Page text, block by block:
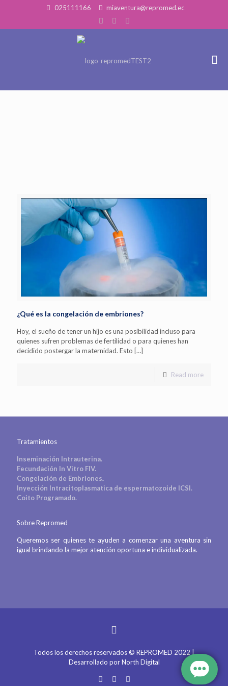
025111166 miaventura@repromed.ec
¿Qué es la congelación de embriones?
Hoy, el sueño de tener un hijo es una posibilidad incluso para
quienes sufren problemas de fertilidad o para quienes han
decidido postergar la maternidad. Esto […]
Read more
Tratamientos
Inseminación Intrauterina.
Fecundación In Vitro FIV.
Congelación de Embriones.
Inyección Intracitoplasmatica de espermatozoide ICSI.
Coito Programado.
Sobre Repromed
Queremos ser quienes te ayuden a comenzar una aventura sin
igual brindando la mejor atención oportuna e individualizada.
Todos los derechos reservados © REPROMED 2022 |
Desarrollado porNorth Digital